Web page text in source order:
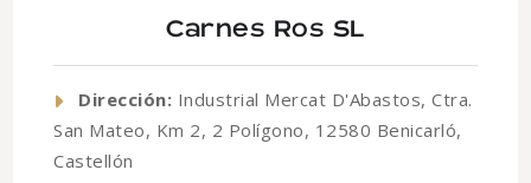
Carnes Ros SL
Dirección: Industrial Mercat D'Abastos, Ctra.
San Mateo, Km 2, 2 Polígono, 12580 Benicarló,
Castellón